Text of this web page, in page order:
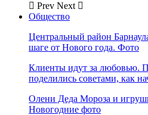
Prev Next
Общество
Центральный район
шаге от Нового года. Фото
Клиенты идут за любовью.
поделились советами, как
Олени Деда Мороза и
Новогодние фото